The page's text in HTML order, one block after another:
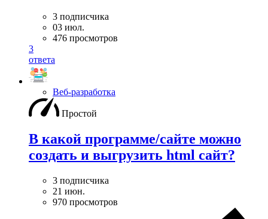
3 подписчика
03 июл.
476 просмотров
3
ответа
Веб-разработка
Простой
В какой программе/сайте можно
создать и выгрузить html сайт?
3 подписчика
21 июн.
970 просмотров